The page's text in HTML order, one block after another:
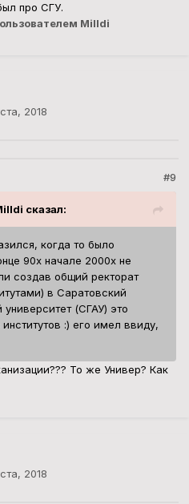
про СГУ.
Milldi
2018
#9
сказал:
когда то было
90х начале 2000х не
создав общий ректорат
в Саратовский
(СГАУ) это
:) его имел ввиду,
То же Универ? Как
2018